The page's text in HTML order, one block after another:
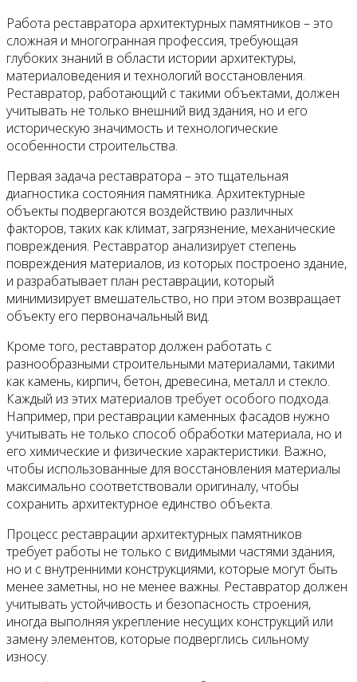
Работа реставратора архитектурных памятников – это
сложная и многогранная профессия, требующая
глубоких знаний в области истории архитектуры,
материаловедения и технологий восстановления.
Реставратор, работающий с такими объектами, должен
учитывать не только внешний вид здания, но и его
историческую значимость и технологические
особенности строительства.
Первая задача реставратора – это тщательная
диагностика состояния памятника. Архитектурные
объекты подвергаются воздействию различных
факторов, таких как климат, загрязнение, механические
повреждения. Реставратор анализирует степень
повреждения материалов, из которых построено здание,
и разрабатывает план реставрации, который
минимизирует вмешательство, но при этом возвращает
объекту его первоначальный вид.
Кроме того, реставратор должен работать с
разнообразными строительными материалами, такими
как камень, кирпич, бетон, древесина, металл и стекло.
Каждый из этих материалов требует особого подхода.
Например, при реставрации каменных фасадов нужно
учитывать не только способ обработки материала, но и
его химические и физические характеристики. Важно,
чтобы использованные для восстановления материалы
максимально соответствовали оригиналу, чтобы
сохранить архитектурное единство объекта.
Процесс реставрации архитектурных памятников
требует работы не только с видимыми частями здания,
но и с внутренними конструкциями, которые могут быть
менее заметны, но не менее важны. Реставратор должен
учитывать устойчивость и безопасность строения,
иногда выполняя укрепление несущих конструкций или
замену элементов, которые подверглись сильному
износу.